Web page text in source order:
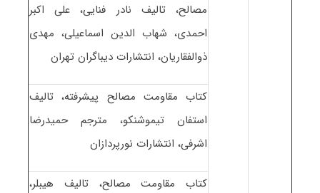
مصالح، تالیف نادر فنایی، علی اکبر
احمدی، شهاب الدین اسماعیلی، مهدی
ذوالفقاریان، انتشارات دیباگران تهران
کتاب مقاومت مصالح پیشرفته، تالیف
استفان تیموشنکو، مترجم حمیدرضا
اشرفی، انتشارات نورپردازان
کتاب مقاومت مصالح، تالیف هیبلر،